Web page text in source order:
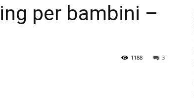
per bambini –
3
1188